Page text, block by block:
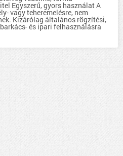
Egyszerű, gyors használat A
vagy teheremelésre, nem
Kizárólag általános rögzítési,
és ipari felhasználásra